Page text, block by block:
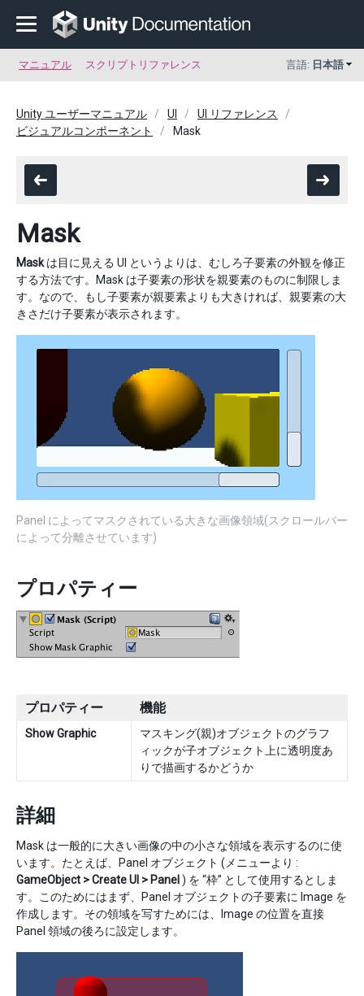
マニュアル スクリプトリファレンス 言語: 日本語
Unity ユーザーマニュアル UI
UI リファレンス
ビジュアルコンポーネント
Mask
Mask
Maskは目に見える UI というよりは、むしろ子要素の外観を修正
する方法です。Mask は子要素の形状を親要素のものに制限しま
す。なので、もし子要素が親要素よりも大きければ、親要素の大
きさだけ子要素が表示されます。
Panel によってマスクされている大きな画像領域(スクロールバー
によって分離させています)
プロパティー
プロパティー 機能
Show Graphic
マスキング(親)オブジェクトのグラフ
ィックが子オブジェクト上に透明度あ
りで描画するかどうか
詳細
Mask は一般的に大きい画像の中の小さな領域を表示するのに使
います。たとえば、Panel オブジェクト (メニューより :
GameObject > Create UI > Panel ) を “枠” として使用するとしま
す。このためにはまず、Panel オブジェクトの子要素に Image を
作成します。その領域を写すためには、Image の位置を直接
Panel 領域の後ろに設定します。